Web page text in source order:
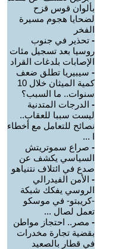
بألوان قوس قزح
لضحايا هجوم مسيرة
الفخر
- تحذير في جنوب
روسيا بعد تسجيل مئات
الإصابات بلدغات القراد
- سيبيريا تطلق ضعف
كمية الميثان خلال 10
سنوات.. ما السبب؟
- الدرجات المتدنية
ليست سببا للعقاب..
نصائح للتعامل مع أخطاء
ا ...
- صراع سموتريتش
السياسي يكشف عن
صدع في ائتلاف نتنياهو
- الأمن الفيدرالي
الروسي يفكك شبكة
-كريبتو- في موسكو
تعمل لصال ...
- مصر.. احتجاز مواطن
بقضية تجارة مخدرات
في قطار بالصعيد